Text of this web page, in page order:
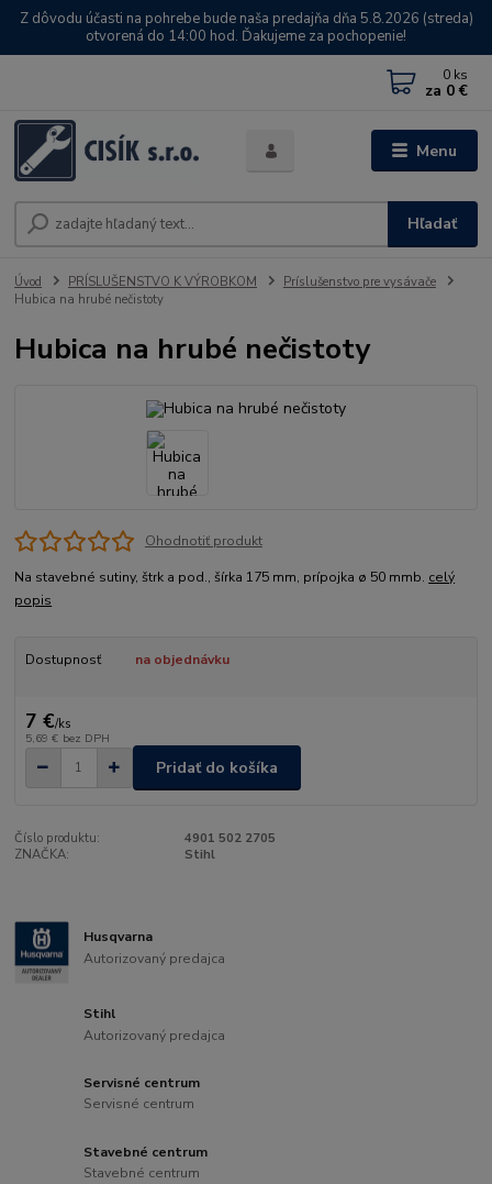
Z dôvodu účasti na pohrebe bude naša predajňa dňa 5.8.2026 (streda)
otvorená do 14:00 hod. Ďakujeme za pochopenie!
Menu
Hľadať
0 ks
za 0 €
Úvod PRÍSLUŠENSTVO K VÝROBKOM
Príslušenstvo pre vysávače
Hubica na hrubé nečistoty
Hubica na hrubé nečistoty
Ohodnotiť produkt
Na stavebné sutiny, štrk a pod., šírka 175 mm, prípojka ø 50 mmb. celý
popis
Dostupnosť na objednávku
7 €/ks
5,69 € bez DPH
Pridať do košíka
Číslo produktu:
4901 502 2705
ZNAČKA:
Stihl
Husqvarna
Autorizovaný predajca
Stihl
Autorizovaný predajca
Servisné centrum
Servisné centrum
Stavebné centrum
Stavebné centrum